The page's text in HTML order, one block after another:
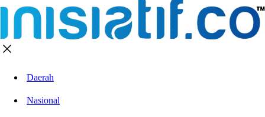
Daerah
Nasional